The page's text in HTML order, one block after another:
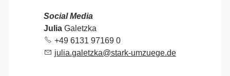
Social Media
Julia Galetzka
+49 6131 97169 0
j
g tzk st rk- mz g d